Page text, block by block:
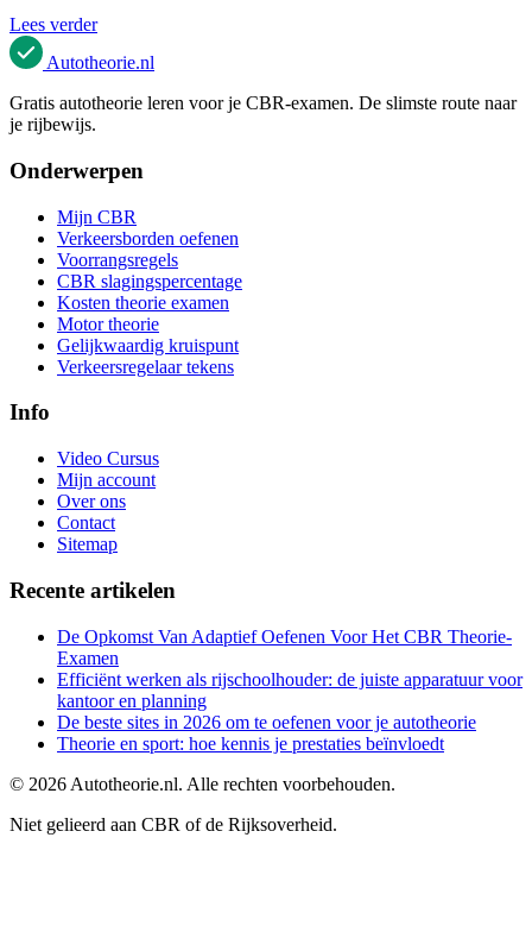
Lees verder
Autotheorie.nl
Gratis autotheorie leren voor je CBR-examen. De slimste route naar
je rijbewijs.
Onderwerpen
Mijn CBR
Verkeersborden oefenen
Voorrangsregels
CBR slagingspercentage
Kosten theorie examen
Motor theorie
Gelijkwaardig kruispunt
Verkeersregelaar tekens
Info
Video Cursus
Mijn account
Over ons
Contact
Sitemap
Recente artikelen
De Opkomst Van Adaptief Oefenen Voor Het CBR Theorie-
Examen
Efficiënt werken als rijschoolhouder: de juiste apparatuur voor
kantoor en planning
De beste sites in 2026 om te oefenen voor je autotheorie
Theorie en sport: hoe kennis je prestaties beïnvloedt
© 2026 Autotheorie.nl. Alle rechten voorbehouden.
Niet gelieerd aan CBR of de Rijksoverheid.